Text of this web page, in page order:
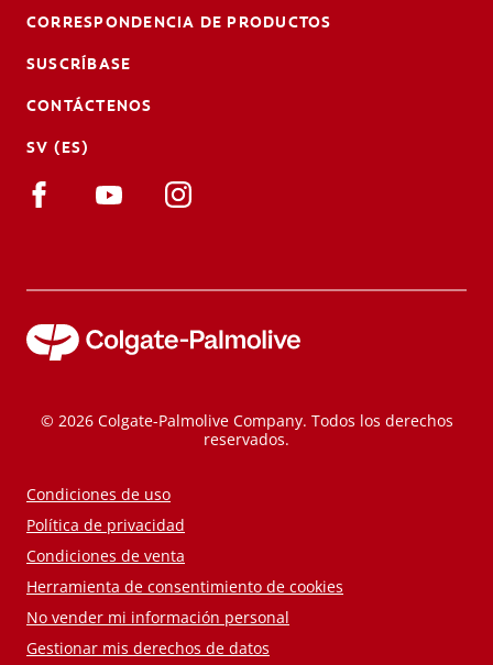
CORRESPONDENCIA DE PRODUCTOS
SUSCRÍBASE
CONTÁCTENOS
SV (ES)
© 2026 Colgate-Palmolive Company. Todos los derechos
reservados.
Condiciones de uso
Política de privacidad
Condiciones de venta
Herramienta de consentimiento de cookies
No vender mi información personal
Gestionar mis derechos de datos